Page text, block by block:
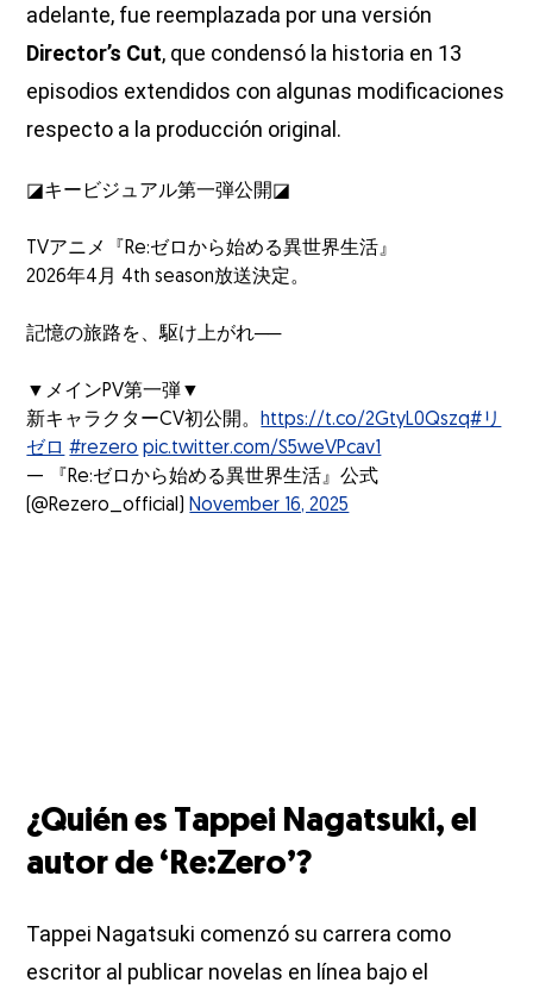
adelante, fue reemplazada por una versión
Director’s Cut, que condensó la historia en 13
episodios extendidos con algunas modificaciones
respecto a la producción original.
◪キービジュアル第一弾公開◪
TVアニメ『Re:ゼロから始める異世界生活』
2026年4月 4th season放送決定。
記憶の旅路を、駆け上がれ──
▼メインPV第一弾▼
新キャラクターCV初公開。 https://t.co/2GtyL0Qszq#リ
ゼロ #rezero pic.twitter.com/S5weVPcav1
— 『Re:ゼロから始める異世界生活』公式
(@Rezero_official) November 16, 2025
¿Quién es Tappei Nagatsuki, el
autor de ‘Re:Zero’?
Tappei Nagatsuki comenzó su carrera como
escritor al publicar novelas en línea bajo el